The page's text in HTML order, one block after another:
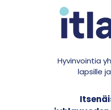
Hyvinvointia
lapsille